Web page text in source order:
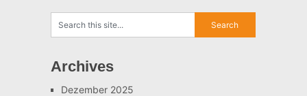
Archives
Dezember 2025